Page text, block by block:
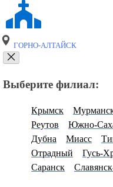
ГОРНО-АЛТАЙСК
Выберите филиал:
Крымск
Реутов
Южно-
Дубна
Миасс
Отрадный
Гусь-
Саранск